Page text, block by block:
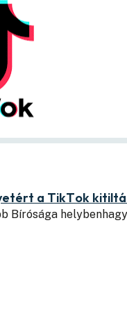
a TikTok
Bírósága